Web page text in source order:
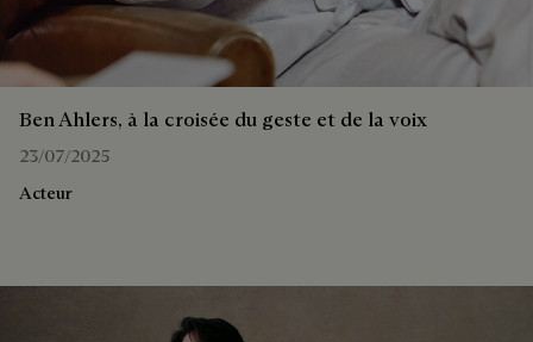
Ben Ahlers, à la croisée du geste et de la voix
23/07/2025
Acteur